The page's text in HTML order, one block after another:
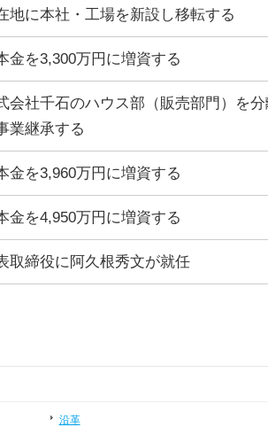
地に本社・工場を新設し移転する
金を3,300万円に増資する
会社千石のハウス部（販売部門）を
業継承する
金を3,960万円に増資する
金を4,950万円に増資する
取締役に阿久根秀文が就任
沿革